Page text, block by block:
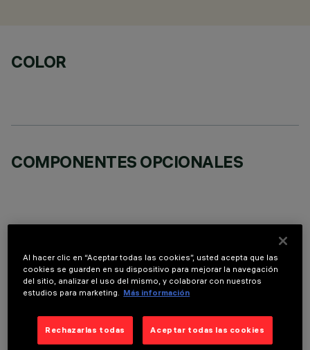
COLOR
COMPONENTES OPCIONALES
DATOS TÉCNICOS
ÚLTIMA ACTUALIZACIÓN: 07/08/2026
DESCRIPCIÓN
Luminaria miniaturizada lineal empotrable para lámparas LED,
Al hacer clic en “Aceptar todas las cookies”, usted acepta que las
cookies se guarden en su dispositivo para mejorar la navegación
del sitio, analizar el uso del mismo, y colaborar con nuestros
estudios para marketing. Más información
Rechazarlas todas Aceptar todas las cookies